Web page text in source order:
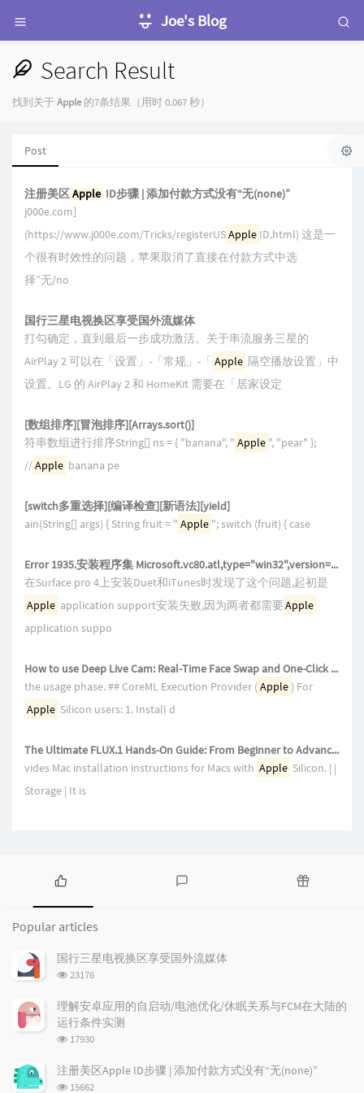
Joe's Blog
Search Result
找到关于Apple的7条结果（用时 0.067 秒）
Post
注册美区Apple ID步骤 | 添加付款方式没有“无(none)”
j000e.com]
(https://www.j000e.com/Tricks/registerUSApple ID.html) 这是一
个很有时效性的问题，苹果取消了直接在付款方式中选
择”无/no
国行三星电视换区享受国外流媒体
打勾确定，直到最后一步成功激活。关于串流服务三星的
AirPlay 2 可以在「设置」-「常规」-「 Apple 隔空播放设置」中
设置。LG 的 AirPlay 2 和 HomeKit 需要在「居家设定
[数组排序][冒泡排序][Arrays.sort()]
符串数组进行排序String[] ns = { "banana", " Apple ", "pear" };
//Apple banana pe
[switch多重选择][编译检查][新语法][yield]
ain(String[] args) { String fruit = " Apple "; switch (fruit) { case
Error 1935.安装程序集 Microsoft.vc80.atl,type="win32",version="8.0.50727.762"
在Surface pro 4上安装Duet和iTunes时发现了这个问题,起初是
Apple application support安装失败,因为两者都需要Apple
application suppo
How to use Deep Live Cam: Real-Time Face Swap and One-Click Video Deepfake with a Single Image
the usage phase. ## CoreML Execution Provider (Apple) For
Apple Silicon users: 1. Install d
The Ultimate FLUX.1 Hands-On Guide: From Beginner to Advanced with LoRA and ControlNet
vides Mac installation instructions for Macs with Apple Silicon. | |
Storage | It is
P
p
u
l
r
a
r
i
c
e
s
c
o
e
a
r
c
Popular articles
国行三星电视换区享受国外流媒体
浏
次
数:
23176
理解安卓应用的自启动/电池优化/休眠关系与FCM在大陆的
运行条件实测
浏
次
数:
17930
注册美区Apple ID步骤 | 添加付款方式没有“无(none)”
浏
15662